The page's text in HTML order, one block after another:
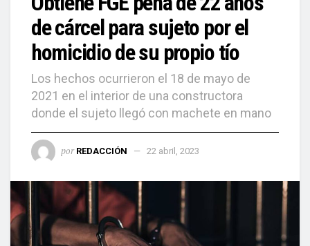
de cárcel para sujeto por el
homicidio de su propio tío
Los hechos ocurrieron el 18 de mayo de
2021 en el interior de una constructora
donde el sujeto llegó con machete en mano
por REDACCIÓN 22 abril, 2023